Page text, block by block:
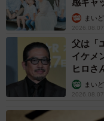
感ギャ
まい
2026.08.07
父は「
イケメ
ヒロさ
まい
2026.08.07